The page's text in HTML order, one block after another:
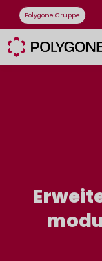
Polygone Gruppe